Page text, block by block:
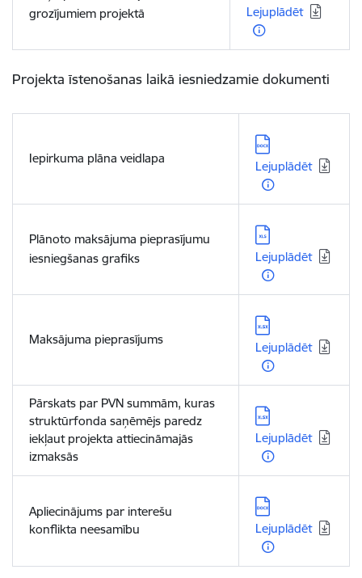
grozījumiem projektā
Lejuplādēt
Projekta īstenošanas laikā iesniedzamie dokumenti
Iepirkuma plāna veidlapa
Lejupielādēt:
Lejuplādēt
Plānoto maksājuma pieprasījumu
iesniegšanas grafiks
Lejupielādēt:
Lejuplādēt
Maksājuma pieprasījums
Lejupielādēt:
Lejuplādēt
Pārskats par PVN summām, kuras
struktūrfonda saņēmējs paredz
iekļaut projekta attiecināmajās
izmaksās
Lejupielādēt:
Lejuplādēt
Apliecinājums par interešu
konflikta neesamību
Lejupielādēt:
Lejuplādēt